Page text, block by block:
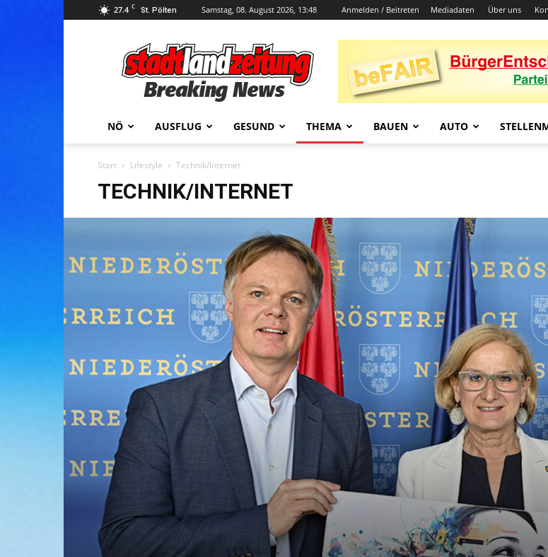
27.4 C St. Pölten Samstag, 08. August 2026, 13:48 Anmelden / Beitreten Mediadaten Über uns
stadtlandzeitung
NÖ AUSFLUG GESUND THEMA BAUEN AUTO
Start Lifestyle Technik/Internet
TECHNIK/INTERNET